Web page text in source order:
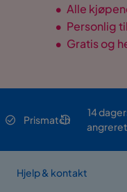
• Alle
• Personlig
• Gratis og
Prismatch
14
Hjelp & kontakt